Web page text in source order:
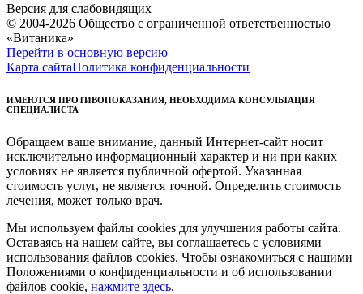
Версия для слабовидящих
© 2004-2026 Общество с ограниченной ответственностью
«Витаника»
Перейти в основную версию
Карта сайтаПолитика конфиденциальности
ИМЕЮТСЯ ПРОТИВОПОКАЗАНИЯ, НЕОБХОДИМА КОНСУЛЬТАЦИЯ
СПЕЦИАЛИСТА
Обращаем ваше внимание, данный Интернет-сайт носит
исключительно информационный характер и ни при каких
условиях не является публичной офертой. Указанная
стоимость услуг, не является точной. Определить стоимость
лечения, может только врач.
Мы используем файлы cookies для улучшения работы сайта.
Оставаясь на нашем сайте, вы соглашаетесь с условиями
использования файлов cookies. Чтобы ознакомиться с нашими
Положениями о конфиденциальности и об использовании
файлов cookie, нажмите здесь.